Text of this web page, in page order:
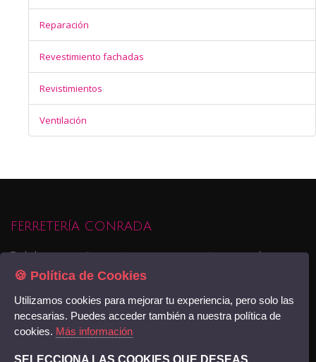
Reparación
Revestimiento fachadas
Revistimientos
Ventilación
FERRETERÍA CONRADA
Todo lo que necesitas para tu empresa o proyectos personales,
pequeña maquinaria, materiales para la contrucción o reforma de tu
conocernos Encuéntranos
© Copyright 2018. Ediciones DMTConecta. - Acceso
🍪 Política de Cookies
Utilizamos cookies para mejorar tu experiencia, pero solo las
necesarias. Puedes acceder también a nuestra política de
cookies. Más información
SELECCIONA LAS COOKIES QUE DESEAS